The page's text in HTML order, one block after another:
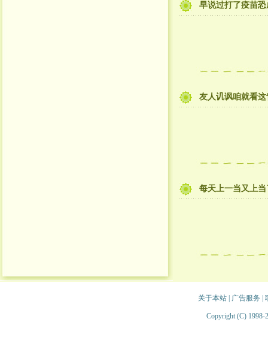
早说过打了疫苗
友人讥讽咱就看
每天上一当又上
关于本站| 广告服务
Copyright (C) 1998-